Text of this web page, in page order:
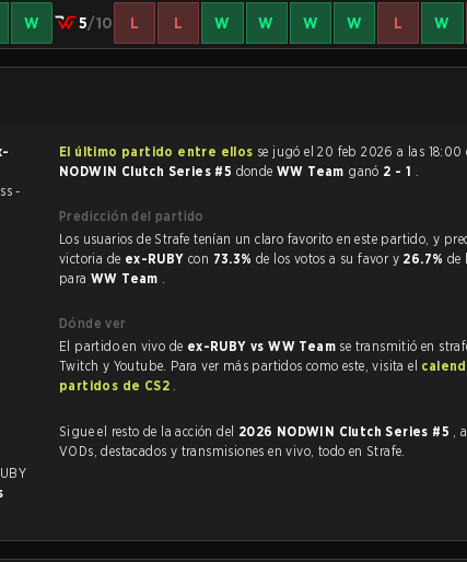
W 5/10 L L W W W W L W
-
El último partido entre ellos se jugó el 20 feb 2026 a las 18:00
NODWIN Clutch Series #5 donde WW Team ganó 2 - 1 .
Predicción del partido
Los usuarios de Strafe tenían un claro favorito en este partido, y predijeron la
victoria de ex-RUBY con 73.3% de los votos a su favor y 26.7% de
para WW Team .
Dónde ver
El partido en vivo de ex-RUBY vs WW Team se transmitió en
Twitch y Youtube. Para ver más partidos como este, visita el
partidos de CS2 .
Sigue el resto de la acción del 2026 NODWIN Clutch Series #5 ,
VODs, destacados y transmisiones en vivo, todo en Strafe.